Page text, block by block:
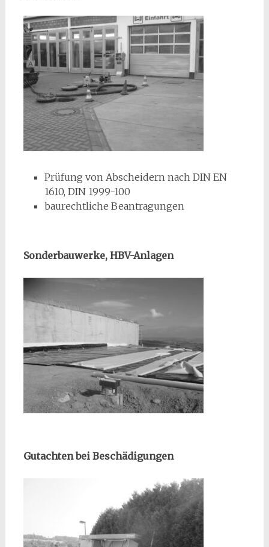
Prüfung von Abscheidern nach DIN EN
1610, DIN 1999-100
baurechtliche Beantragungen
Sonderbauwerke, HBV-Anlagen
Gutachten bei Beschädigungen